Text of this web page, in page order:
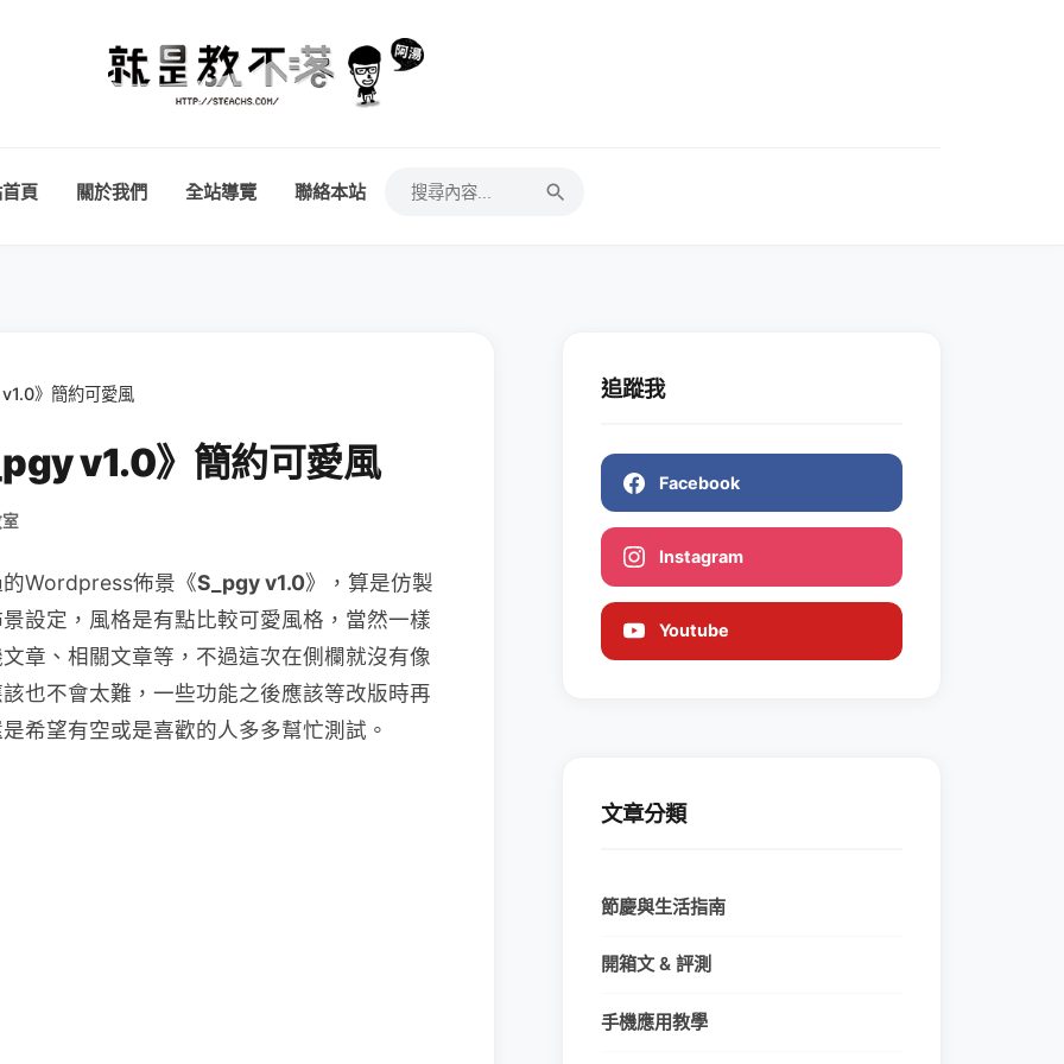
頁 關於我們 全站導覽 聯絡本站
》簡約可愛風
v1.0》簡約可愛風
Wordpress佈景《S_pgy v1.0》，算是仿製
設定，風格是有點比較可愛風格，當然一樣
章、相關文章等，不過這次在側欄就沒有像
也不會太難，一些功能之後應該等改版時再
希望有空或是喜歡的人多多幫忙測試。
追蹤我
Facebook
Instagram
Youtube
文章分類
節慶與生活指南
開箱文 & 評測
手機應用教學